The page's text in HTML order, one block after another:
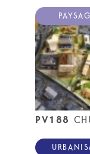
PV188